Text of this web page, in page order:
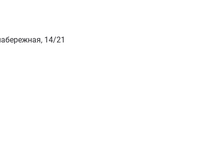
14/2​1